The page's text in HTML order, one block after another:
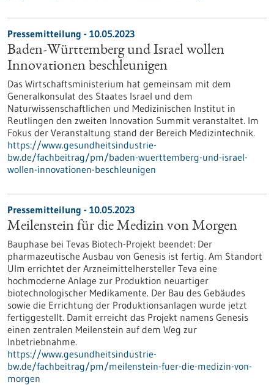
Pressemitteilung - 10.05.2023
Baden-Württemberg und Israel wollen
Innovationen beschleunigen
Das Wirtschaftsministerium hat gemeinsam mit dem
Generalkonsulat des Staates Israel und dem
Naturwissenschaftlichen und Medizinischen Institut in
Reutlingen den zweiten Innovation Summit veranstaltet. Im
Fokus der Veranstaltung stand der Bereich Medizintechnik.
https://www.gesundheitsindustrie-
bw.de/fachbeitrag/pm/baden-wuerttemberg-und-israel-
wollen-innovationen-beschleunigen
Pressemitteilung - 10.05.2023
Meilenstein für die Medizin von Morgen
Bauphase bei Tevas Biotech-Projekt beendet: Der
pharmazeutische Ausbau von Genesis ist fertig. Am Standort
Ulm errichtet der Arzneimittelhersteller Teva eine
hochmoderne Anlage zur Produktion neuartiger
biotechnologischer Medikamente. Der Bau des Gebäudes
sowie die Errichtung der Produktionsanlagen wurde jetzt
fertiggestellt. Damit erreicht das Projekt namens Genesis
einen zentralen Meilenstein auf dem Weg zur
Inbetriebnahme.
https://www.gesundheitsindustrie-
bw.de/fachbeitrag/pm/meilenstein-fuer-die-medizin-von-
morgen